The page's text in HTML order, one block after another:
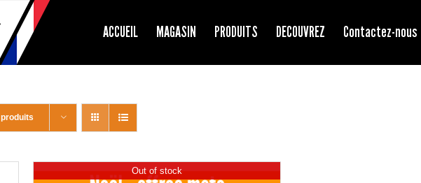
ACCUEIL MAGASIN PRODUITS DECOUVREZ Contactez-nous
Out of stock